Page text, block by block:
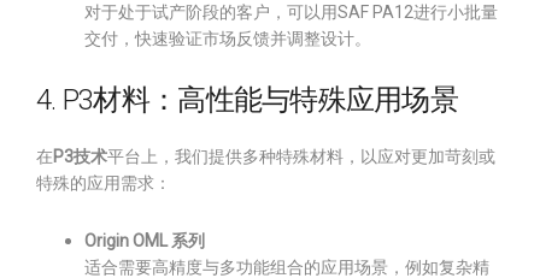
对于处于试产阶段的客户，可以用SAF PA12进行小批量
交付，快速验证市场反馈并调整设计。
4. P3材料：高性能与特殊应用场景
在P3技术平台上，我们提供多种特殊材料，以应对更加苛刻或
特殊的应用需求：
Origin OML 系列
适合需要高精度与多功能组合的应用场景，例如复杂精